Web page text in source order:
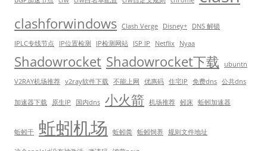
clashforwindows Clash Verge Disney+ DNS 解锁
IPLC专线节点 IP位置检测 IP检测网站 ISP IP Netflix Nyaa
Shadowrocket Shadowrocket下载 ubuntn
V2RAY机场推荐 v2ray软件下载 不能上网 优惠码 住宅IP 免费dns 公共dns
加速器下载 原生IP 国内dns 小火箭 机场推荐 蚓床 蚯蚓加速器
蚯蚓干 蚯蚓机场 蚯蚓粪 蚯蚓饲养 规则文件地址